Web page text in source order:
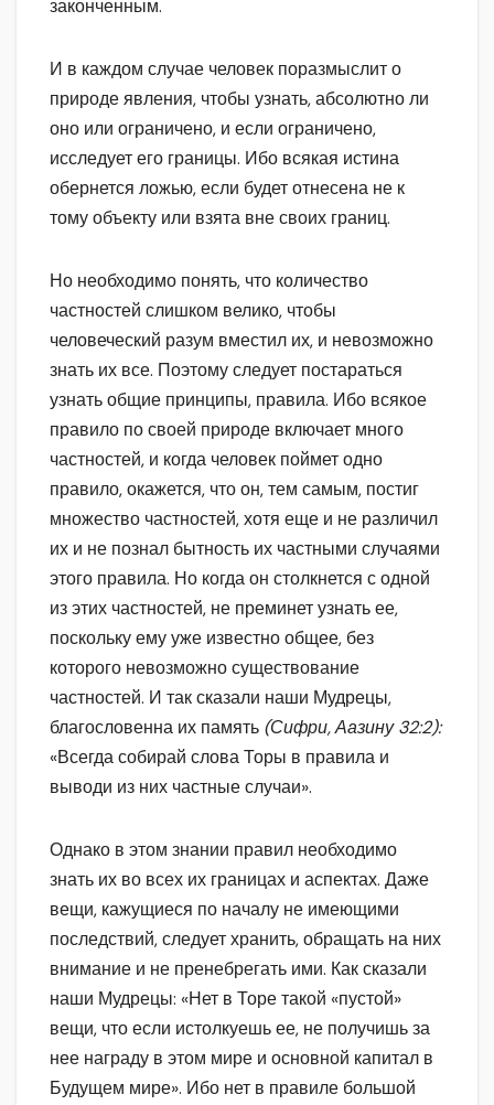
законченным.
И в каждом случае человек поразмыслит о
природе явления, чтобы узнать, абсолютно ли
оно или ограничено, и если ограничено,
исследует его границы. Ибо всякая истина
обернется ложью, если будет отнесена не к
тому объекту или взята вне своих границ.
Но необходимо понять, что количество
частностей слишком велико, чтобы
человеческий разум вместил их, и невозможно
знать их все. Поэтому следует постараться
узнать общие принципы, правила. Ибо всякое
правило по своей природе включает много
частностей, и когда человек поймет одно
правило, окажется, что он, тем самым, постиг
множество частностей, хотя еще и не различил
их и не познал бытность их частными случаями
этого правила. Но когда он столкнется с одной
из этих частностей, не преминет узнать ее,
поскольку ему уже известно общее, без
которого невозможно существование
частностей. И так сказали наши Мудрецы,
благословенна их память (Сифри, Аазину 32:2):
«Всегда собирай слова Торы в правила и
выводи из них частные случаи».
Однако в этом знании правил необходимо
знать их во всех их границах и аспектах. Даже
вещи, кажущиеся по началу не имеющими
последствий, следует хранить, обращать на них
внимание и не пренебрегать ими. Как сказали
наши Мудрецы: «Нет в Торе такой «пустой»
вещи, что если истолкуешь ее, не получишь за
нее награду в этом мире и основной капитал в
Будущем мире». Ибо нет в правиле большой